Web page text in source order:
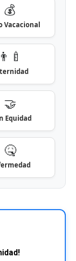
💰
Vacacional
👨‍🍼
🤝
Equidad
🤒